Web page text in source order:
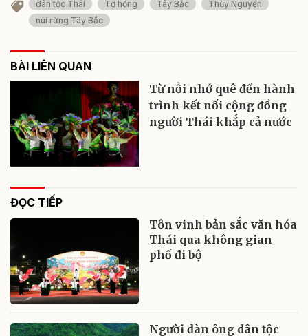
dân tộc Thái Tơ hồng Tây Bắc
Thủy Nguyễn
núi rừng Tây Bắc
BÀI LIÊN QUAN
Từ nỗi nhớ quê đến hành
trình kết nối cộng đồng
người Thái khắp cả nước
ĐỌC TIẾP
Tôn vinh bản sắc văn hóa
Thái qua không gian
phố đi bộ
Người đàn ông dân tộc